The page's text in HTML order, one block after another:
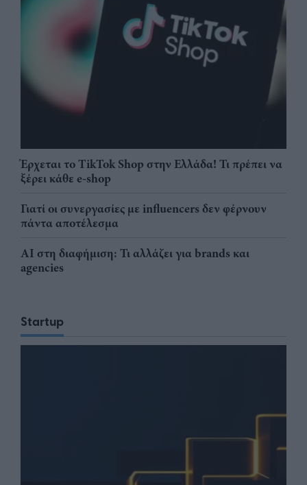
Έρχεται το TikTok Shop στην Ελλάδα! Τι πρέπει να
ξέρει κάθε e-shop
Γιατί οι συνεργασίες με influencers δεν φέρνουν
πάντα αποτέλεσμα
AI στη διαφήμιση: Τι αλλάζει για brands και
agencies
Startup